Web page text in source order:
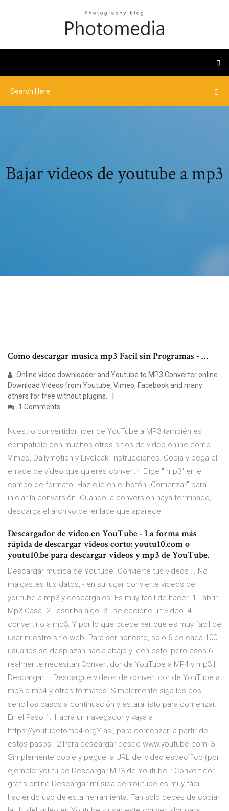
Bajar videos de youtube a mp3
Como descargar musica mp3 Facil sin Programas - …
Online video downloader and Youtube to MP3 Converter online.
Download Videos from Youtube, Vimeo, Facebook and many
others for free without plugins.
1 Comments
Nuestro convertidor líder de YouTube a MP3 también es
compatible con muchos otros sitios de vídeo online como
Vimeo, Dailymotion y Liveleak. Instrucciones. Copia y pega el
enlace de vídeo que quieres convertir. Elige ".mp3" en el
campo de formato. Haz clic en el botón "Comenzar" para
iniciar la conversión. Cuando la conversión haya terminado,
descarga el archivo del enlace que aparece
Descargador de video en YouTube - La forma más
rápida de descargar videos corto: youtu10.com o
youtu10.be para descargar videos y mp3 de YouTube.
Descargar musica de Youtube. Convierte tus videos … No
malgastes tus datos, - en su lugar convierte videos de
youtube a mp3 y descárgalos. Es muy fácil de hacer. 1 - abrir
Mp3.Casa. 2 - escriba algo. 3 - seleccione un vídeo. 4 -
convertirlo a mp3. Y por lo que puede ver que es muy fácil de
usar nuestro sitio web. Para ser honesto, sólo 6 de cada 100
usuarios se desplazan hacia abajo y leen esto, pero esos 6
realmente necesitan Convertidor de YouTube a MP4 y mp3 |
Descargar … Descargue videos de convertidor de YouTube a
mp3 o mp4 y otros formatos. Simplemente siga los dos
sencillos pasos a continuación y estará listo para comenzar.
En el Paso 1: 1 abra un navegador y vaya a
https://youtubetomp4.orgY así, para comenzar: a partir de
estos pasos ; 2 Para descargar desde www.youtube.com; 3
Simplemente copie y pegue la URL del video específico (por
ejemplo: youtu.be Descargar MP3 de Youtube :: Convertidor
gratis online Descargar música de Youtube es muy fácil
haciendo uso de esta herramienta. Tan sólo debes de copiar